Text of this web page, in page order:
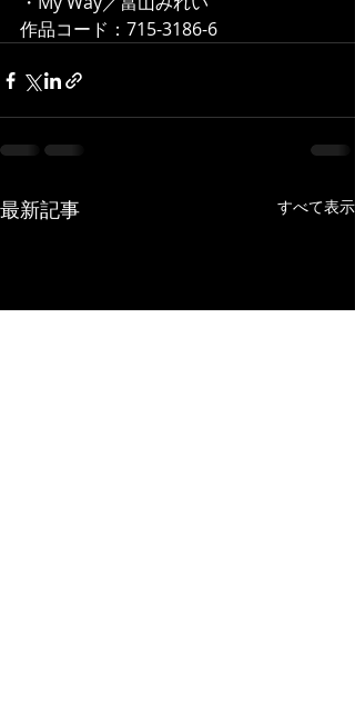
作品コード：715-3186-6
最新記事 すべて表示